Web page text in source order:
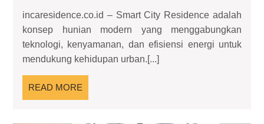
Residence:
Kehidupan
Modern
dan
incaresidence.co.id – Smart City Residence adalah
konsep hunian modern yang menggabungkan
teknologi, kenyamanan, dan efisiensi energi untuk
mendukung kehidupan urban.[...]
READ MORE
MORE